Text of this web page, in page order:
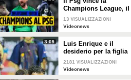
Champions League, il
sogno dell'Inter si
infrange a Monaco di
13 VISUALIZZAZIONI
Videonews
3:09
Luis Enrique e il
desiderio per la figlia
Xana nel giorno della
finale di Champions tra
2181 VISUALIZZAZIONI
Videonews